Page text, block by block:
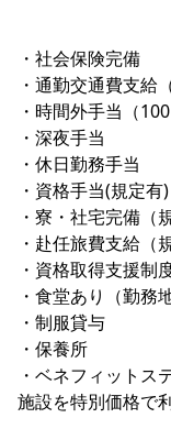
・社会保険完備
・通勤交通費支給
・時間外手当（100
・深夜手当
・休日勤務手当
・資格手当(規定有)
・寮・社宅完備（
・赴任旅費支給（
・資格取得支援制
・食堂あり（勤務
・制服貸与
・保養所
・ベネフィットス
施設を特別価格で